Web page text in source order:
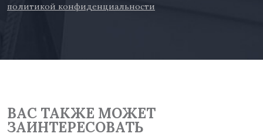
политикой конфиденциальности
ВАС ТАКЖЕ МОЖЕТ
ЗАИНТЕРЕСОВАТЬ